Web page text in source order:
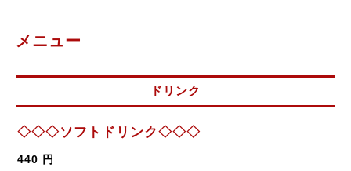
メニュー
ドリンク
◇◇◇ソフトドリンク◇◇◇
440 円